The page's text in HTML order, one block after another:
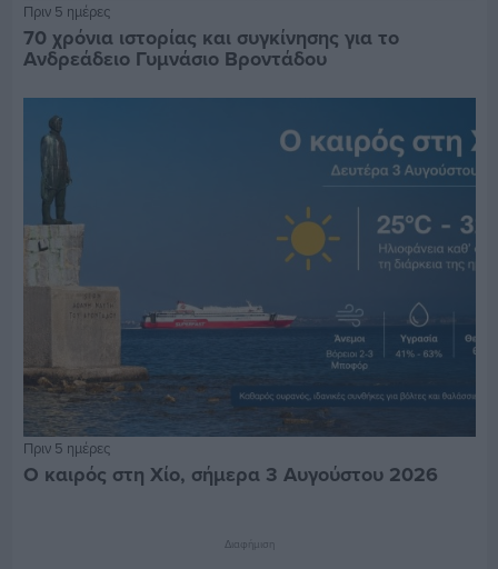
Πριν 5 ημέρες
70 χρόνια ιστορίας και συγκίνησης για το
Ανδρεάδειο Γυμνάσιο Βροντάδου
Πριν 5 ημέρες
Ο καιρός στη Χίο, σήμερα 3 Αυγούστου 2026
Διαφήμιση